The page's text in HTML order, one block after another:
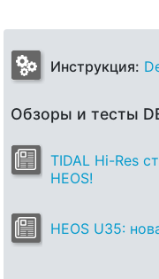
Инструкция:
Обзоры и тесты
TIDAL Hi-Res
HEOS!
HEOS U35: